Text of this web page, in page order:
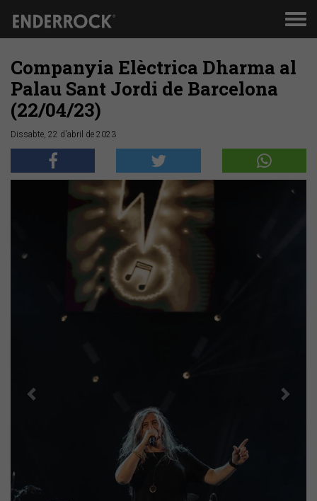
Companyia Elèctrica Dharma al
Palau Sant Jordi de Barcelona
(22/04/23)
Dissabte, 22 d'abril de 2023
Anterior